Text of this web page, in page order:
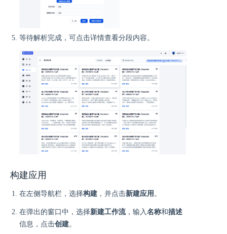
等待解析完成，可点击详情查看分段内容。
构建应用
在左侧导航栏，选择构建 ，并点击新建应用 。
在弹出的窗口中，选择新建工作流，输入 名称和描述
信息，点击创建。